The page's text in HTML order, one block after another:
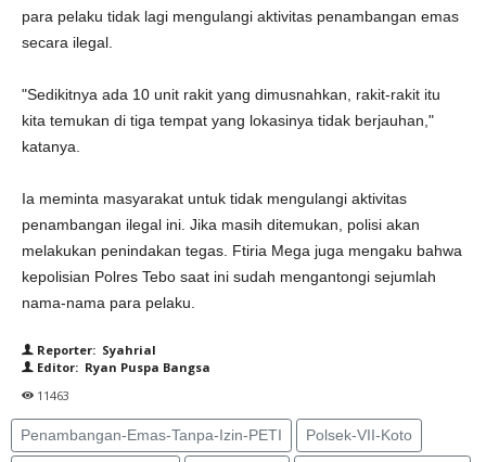
para pelaku tidak lagi mengulangi aktivitas penambangan emas
secara ilegal.
"Sedikitnya ada 10 unit rakit yang dimusnahkan, rakit-rakit itu
kita temukan di tiga tempat yang lokasinya tidak berjauhan,"
katanya.
Ia meminta masyarakat untuk tidak mengulangi aktivitas
penambangan ilegal ini. Jika masih ditemukan, polisi akan
melakukan penindakan tegas. Ftiria Mega juga mengaku bahwa
kepolisian Polres Tebo saat ini sudah mengantongi sejumlah
nama-nama para pelaku.
Reporter: Syahrial
Editor: Ryan Puspa Bangsa
11463
Penambangan-Emas-Tanpa-Izin-PETI Polsek-VII-Koto